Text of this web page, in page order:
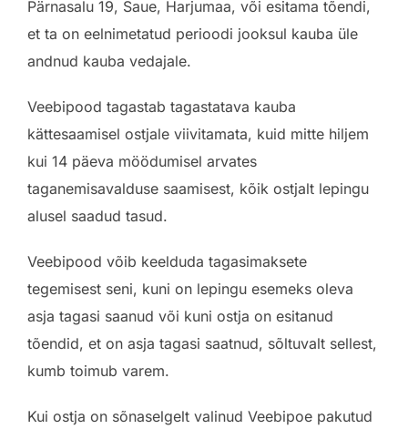
Pärnasalu 19, Saue, Harjumaa, või esitama tõendi,
et ta on eelnimetatud perioodi jooksul kauba üle
andnud kauba vedajale.
Veebipood tagastab tagastatava kauba
kättesaamisel ostjale viivitamata, kuid mitte hiljem
kui 14 päeva möödumisel arvates
taganemisavalduse saamisest, kõik ostjalt lepingu
alusel saadud tasud.
Veebipood võib keelduda tagasimaksete
tegemisest seni, kuni on lepingu esemeks oleva
asja tagasi saanud või kuni ostja on esitanud
tõendid, et on asja tagasi saatnud, sõltuvalt sellest,
kumb toimub varem.
Kui ostja on sõnaselgelt valinud Veebipoe pakutud